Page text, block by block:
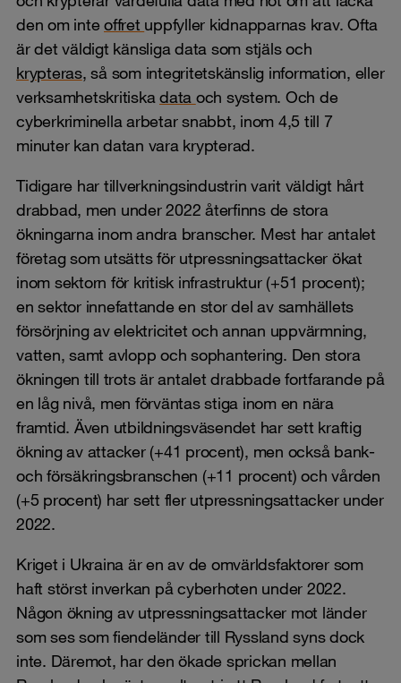
den om inteoffret uppfyller kidnapparnas krav. Ofta
är det väldigt känsliga data som stjäls och
krypteras, så som integritetskänslig information, eller
verksamhetskritiska data och system. Och de
cyberkriminella arbetar snabbt, inom 4,5 till 7
minuter kan datan vara krypterad.
Tidigare har tillverkningsindustrin varit väldigt hårt
drabbad, men under 2022 återfinns de stora
ökningarna inom andra branscher. Mest har antalet
företag som utsätts för utpressningsattacker ökat
inom sektorn för kritisk infrastruktur (+51 procent);
en sektor innefattande en stor del av samhällets
försörjning av elektricitet och annan uppvärmning,
vatten, samt avlopp och sophantering. Den stora
ökningen till trots är antalet drabbade fortfarande på
en låg nivå, men förväntas stiga inom en nära
framtid. Även utbildningsväsendet har sett kraftig
ökning av attacker (+41 procent), men också bank-
och försäkringsbranschen (+11 procent) och vården
(+5 procent) har sett fler utpressningsattacker under
2022.
Kriget i Ukraina är en av de omvärldsfaktorer som
haft störst inverkan på cyberhoten under 2022.
Någon ökning av utpressningsattacker mot länder
som ses som fiendeländer till Ryssland syns dock
inte. Däremot, har den ökade sprickan mellan